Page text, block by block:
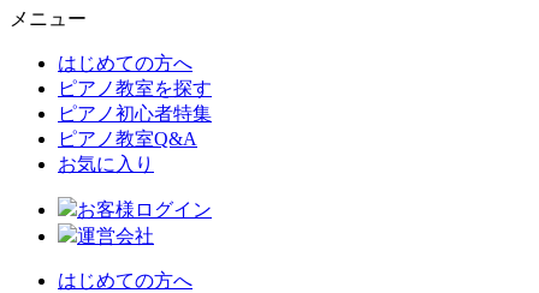
メニュー
はじめての方へ
ピアノ教室を探す
ピアノ初心者特集
ピアノ教室Q&A
お気に入り
お客様ログイン
運営会社
はじめての方へ